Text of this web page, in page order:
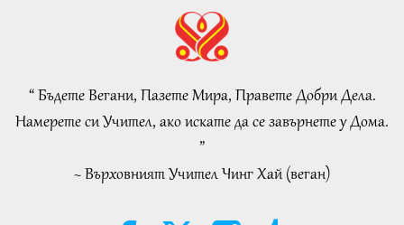
21:56
Beyond Calcium: The Everyday
Здравословен начин на живот 2026-08-05 Преглед
The Moon: Our Bright Celestial
“ Бъдете Вегани, Пазете Мира, Правете Добри Дела.
Намерете си Учител, ако искате да се завърнете у Дома.
”
~ Върховният Учител Чинг Хай (веган)